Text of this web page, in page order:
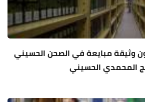
وثيقة مبايعة في الصحن الحسيني
المحمدي الحسيني